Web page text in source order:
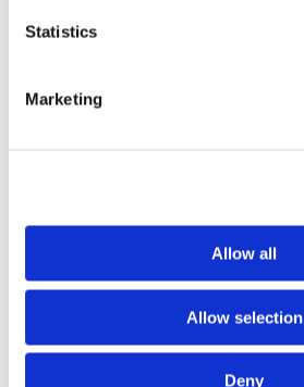
Statistics
Marketing
Allow all
Allow selection
Deny
Guess how much I love
Toevoegen